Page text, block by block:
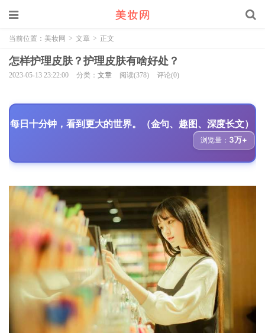
当前位置： 美妆网 > 文章 > 正文
怎样护理皮肤？护理皮肤有啥好处？
2023-05-13 23:22:00 分类： 文章 阅读(378) 评论(0)
每日十分钟，看到更大的世界。（金句、趣图、深度长文）
浏览量： 3万+